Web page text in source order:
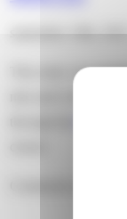
septembre 18th,
This entry was
min and is filed
Comments are